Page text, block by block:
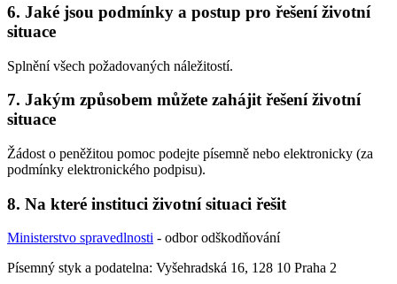
6. Jaké jsou podmínky a postup pro řešení životní
situace
Splnění všech požadovaných náležitostí.
7. Jakým způsobem můžete zahájit řešení životní
situace
Žádost o peněžitou pomoc podejte písemně nebo elektronicky (za
podmínky elektronického podpisu).
8. Na které instituci životní situaci řešit
Ministerstvo spravedlnosti - odbor odškodňování
Písemný styk a podatelna: Vyšehradská 16, 128 10 Praha 2